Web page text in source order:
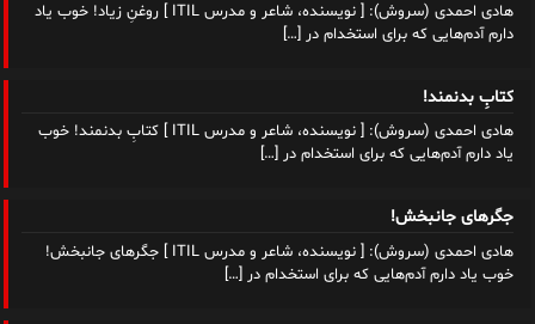
هادی احمدی (سروش): [ نویسنده، شاعر و مدرس ITIL ] روغنِ زیاد! خوب یاد
دارم آدم‌هایی که برای استخدام در […]
کتابِ بدنمند!
هادی احمدی (سروش): [ نویسنده، شاعر و مدرس ITIL ] کتابِ بدنمند! خوب
یاد دارم آدم‌هایی که برای استخدام در […]
جگرهای جانبخش!
هادی احمدی (سروش): [ نویسنده، شاعر و مدرس ITIL ] جگرهای جانبخش!
خوب یاد دارم آدم‌هایی که برای استخدام در […]